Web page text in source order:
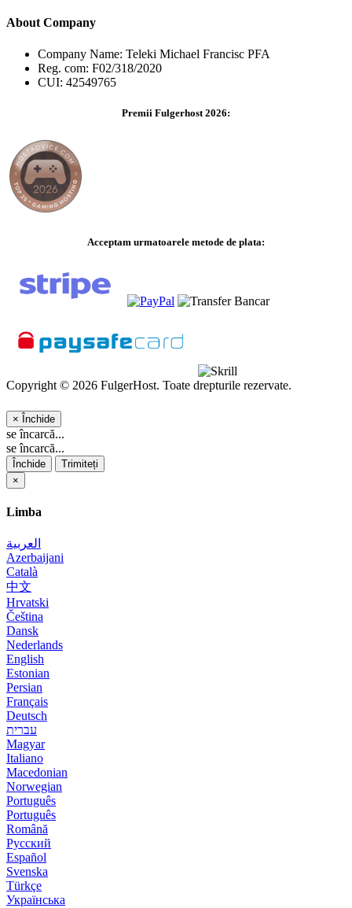
About Company
Company Name: Teleki Michael Francisc PFA
Reg. com: F02/318/2020
CUI: 42549765
Premii Fulgerhost 2026:
Acceptam urmatoarele metode de plata:
Copyright © 2026 FulgerHost. Toate drepturile rezervate.
× Închide
se încarcă...
se încarcă...
Închide
Trimiteți
×
Limba
العربية
Azerbaijani
Català
中文
Hrvatski
Čeština
Dansk
Nederlands
English
Estonian
Persian
Français
Deutsch
עברית
Magyar
Italiano
Macedonian
Norwegian
Português
Português
Română
Русский
Español
Svenska
Türkçe
Українська